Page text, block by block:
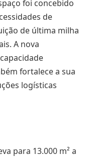
foi concebido
de
de última milha
A nova
fortalece a sua
logísticas
para 13.000 m² a